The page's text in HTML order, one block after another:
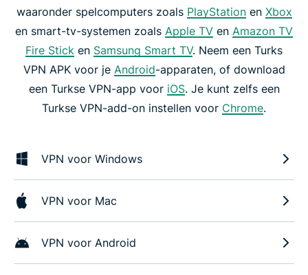
waaronder spelcomputers zoals PlayStationen Xbox
en smart-tv-systemen zoals Apple TV en Amazon TV
Fire Stick en Samsung Smart TV. Neem een Turks
VPN APK voor je Android-apparaten, of download
een Turkse VPN-app voor iOS. Je kunt zelfs een
Turkse VPN-add-on instellen voor Chrome.
VPN voor Windows
VPN voor Mac
VPN voor Android